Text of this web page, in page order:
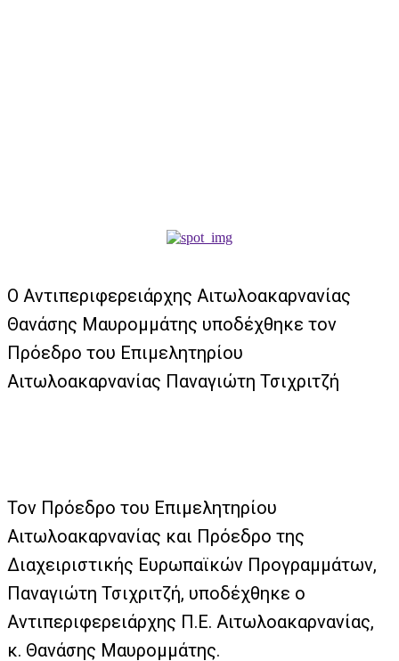
Ο Αντιπεριφερειάρχης Αιτωλοακαρνανίας
Θανάσης Μαυρομμάτης υποδέχθηκε τον
Πρόεδρο του Επιμελητηρίου
Αιτωλοακαρνανίας Παναγιώτη Τσιχριτζή
Τον Πρόεδρο του Επιμελητηρίου
Αιτωλοακαρνανίας και Πρόεδρο της
Διαχειριστικής Ευρωπαϊκών Προγραμμάτων,
Παναγιώτη Τσιχριτζή, υποδέχθηκε ο
Αντιπεριφερειάρχης Π.Ε. Αιτωλοακαρνανίας,
κ. Θανάσης Μαυρομμάτης.